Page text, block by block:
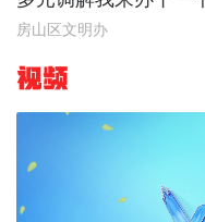
房山区文明办
视频